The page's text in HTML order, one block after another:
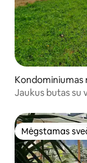
Kondominiumas
Via
Jaukus butas su
Mėgstamas
Mėgstamas